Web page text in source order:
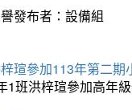
發布者：設備組
瑄參加113年第二期
1班洪梓瑄參加高年